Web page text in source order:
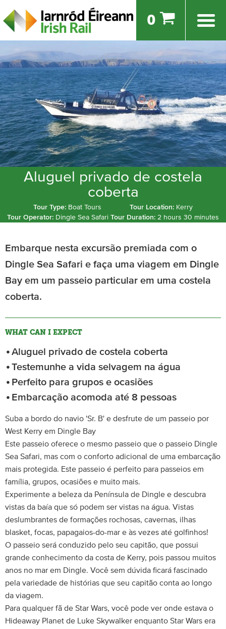
0
Aluguel privado de costela
coberta
Tour Type: Boat Tours Tour Location: Kerry
Tour Operator: Dingle Sea Safari Tour Duration: 2 hours 30 minutes
Embarque nesta excursão premiada com o
Dingle Sea Safari e faça uma viagem em Dingle
Bay em um passeio particular em uma costela
coberta.
WHAT CAN I EXPECT
Aluguel privado de costela coberta
Testemunhe a vida selvagem na água
Perfeito para grupos e ocasiões
Embarcação acomoda até 8 pessoas
Suba a bordo do navio 'Sr. B' e desfrute de um passeio por
West Kerry em Dingle Bay
Este passeio oferece o mesmo passeio que o passeio Dingle
Sea Safari, mas com o conforto adicional de uma embarcação
mais protegida. Este passeio é perfeito para passeios em
família, grupos, ocasiões e muito mais.
Experimente a beleza da Península de Dingle e descubra
vistas da baía que só podem ser vistas na água. Vistas
deslumbrantes de formações rochosas, cavernas, ilhas
blasket, focas, papagaios-do-mar e às vezes até golfinhos!
O passeio será conduzido pelo seu capitão, que possui
grande conhecimento da costa de Kerry, pois passou muitos
anos no mar em Dingle. Você sem dúvida ficará fascinado
pela variedade de histórias que seu capitão conta ao longo
da viagem.
Para qualquer fã de Star Wars, você pode ver onde estava o
Hideaway Planet de Luke Skywalker enquanto Star Wars era